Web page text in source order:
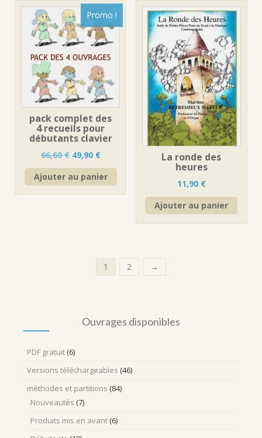
Promo !
pack complet des
4 recueils pour
débutants clavier
66,60€ Le
prix
initial
49,90 €Le
prix
actuel
Ajouter au panier
La ronde des
heures
11,90 €
Ajouter au panier
1 2 →
Ouvrages disponibles
PDF gratuit (6)
Versions téléchargeables (46)
méthodes et partitions (84)
Nouveautés (7)
Produits mis en avant (6)